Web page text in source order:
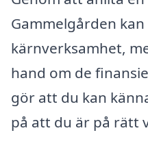
Gammelgården
kärnverksamhet,
hand om de
gör att du kan
på att du är på rätt